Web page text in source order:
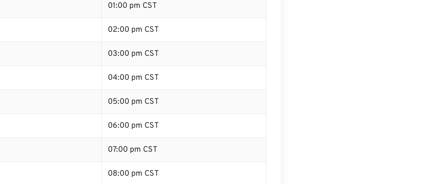
01:00 pm CST
02:00 pm CST
03:00 pm CST
04:00 pm CST
05:00 pm CST
06:00 pm CST
07:00 pm CST
08:00 pm CST